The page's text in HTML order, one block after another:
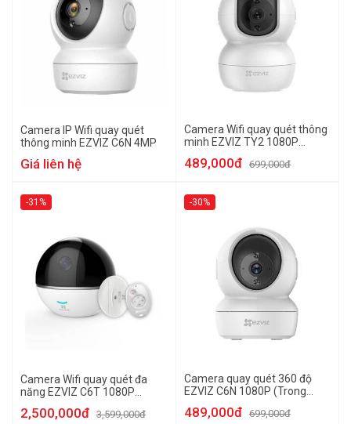
Camera IP Wifi quay quét
thông minh EZVIZ C6N 4MP
Giá liên hệ
Camera Wifi quay quét thông
minh EZVIZ TY2 1080P
489,000đ 699,000đ
-31%
Camera Wifi quay quét đa
năng EZVIZ C6T 1080P
2,500,000đ 3,599,000đ
-30%
Camera quay quét 360 độ
EZVIZ C6N 1080P (Trong
489,000đ 699,000đ